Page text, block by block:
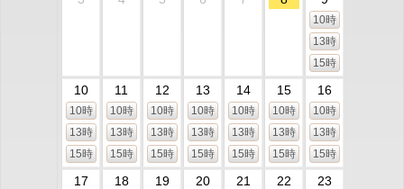
10時
13時
15時
10
10時
13時
15時
11
10時
13時
15時
12
10時
13時
15時
13
10時
13時
15時
14
10時
13時
15時
15
10時
13時
15時
16
10時
13時
15時
17 18 19 20 21 22 23